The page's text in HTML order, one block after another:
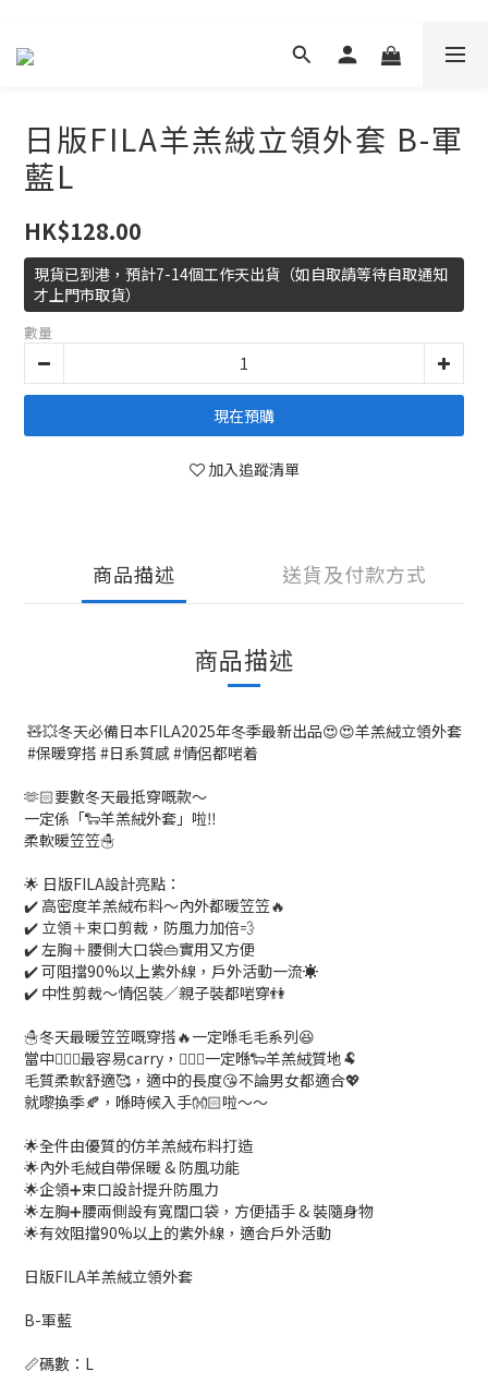
日版FILA羊羔絨立領外套 B-軍
藍L
HK$128.00
現貨已到港，預計7-14個工作天出貨（如自取請等待自取通知
才上門市取貨）
數量
現在預購
加入追蹤清單
商品描述 送貨及付款方式
商品描述
🧸💥冬天必備日本FILA2025年冬季最新出品😍😍羊羔絨立領外套
#保暖穿搭 #日系質感 #情侶都啱着
🫶🏻要數冬天最抵穿嘅款～
一定係「🐑羊羔絨外套」啦‼️
柔軟暖笠笠☃️
🌟 日版FILA設計亮點：
✔️ 高密度羊羔絨布料～內外都暖笠笠🔥
✔️ 立領＋束口剪裁，防風力加倍💨
✔️ 左胸＋腰側大口袋👜實用又方便
✔️ 可阻擋90%以上紫外線，戶外活動一流☀️
✔️ 中性剪裁～情侶裝／親子裝都啱穿👫
☃️冬天最暖笠笠嘅穿搭🔥一定喺毛毛系列😆
當中🙋🏻‍♀️最容易carry，💁🏻‍♀️一定喺🐑羊羔絨質地🐏
毛質柔軟舒適🥰，適中的長度😘不論男女都適合💖
就嚟換季🍂，喺時候入手👐🏻啦～～
🌟全件由優質的仿羊羔絨布料打造
🌟內外毛絨自帶保暖 & 防風功能
🌟企領➕束口設計提升防風力
🌟左胸➕腰兩側設有寬闊口袋，方便插手 & 裝隨身物
🌟有效阻擋90%以上的紫外線，適合戶外活動
日版FILA羊羔絨立領外套
B-軍藍
📏碼數：L